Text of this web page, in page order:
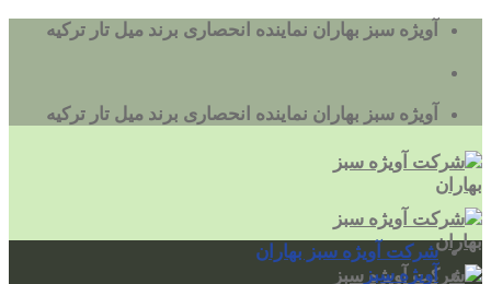
بروید
آویژه سبز بهاران نماینده انحصاری برند میل تار ترکیه
آویژه سبز بهاران نماینده انحصاری برند میل تار ترکیه
شرکت آویژه سبز بهاران
آویژه سبز